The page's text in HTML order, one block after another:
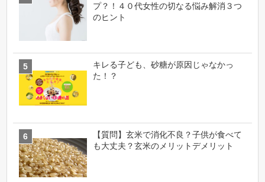
プ？！４０代女性の切なる悩み解消３つ
のヒント
キレる子ども、砂糖が原因じゃなかっ
た！？
【質問】玄米で消化不良？子供が食べて
も大丈夫？玄米のメリットデメリット